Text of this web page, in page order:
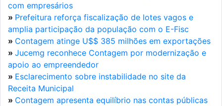
com empresários
» Prefeitura reforça fiscalização de lotes vagos e
amplia participação da população com o E-Fisc
» Contagem atinge U$$ 385 milhões em exportações
» Jucemg reconhece Contagem por modernização e
apoio ao empreendedor
» Esclarecimento sobre instabilidade no site da
Receita Municipal
» Contagem apresenta equilíbrio nas contas públicas